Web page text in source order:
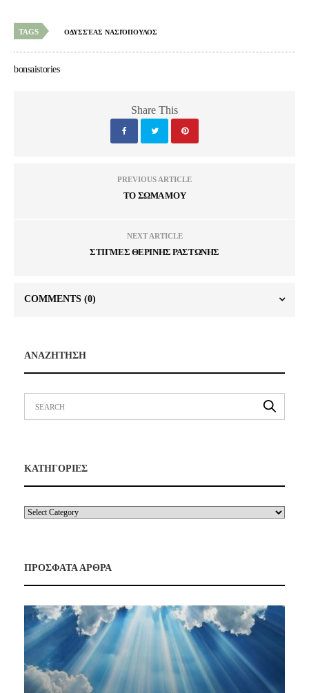
TAGS ΟΔΥΣΣΈΑΣ ΝΑΣΙΌΠΟΥΛΟΣ
bonsaistories
Share This
PREVIOUS ARTICLE
ΤΟ ΣΩΜΑ ΜΟΥ
NEXT ARTICLE
ΣΤΙΓΜΕΣ ΘΕΡΙΝΗΣ ΡΑΣΤΩΝΗΣ
COMMENTS (0)
ΑΝΑΖΗΤΗΣΗ
ΚΑΤΗΓΟΡΙΕΣ
ΠΡΟΣΦΑΤΑ ΑΡΘΡΑ